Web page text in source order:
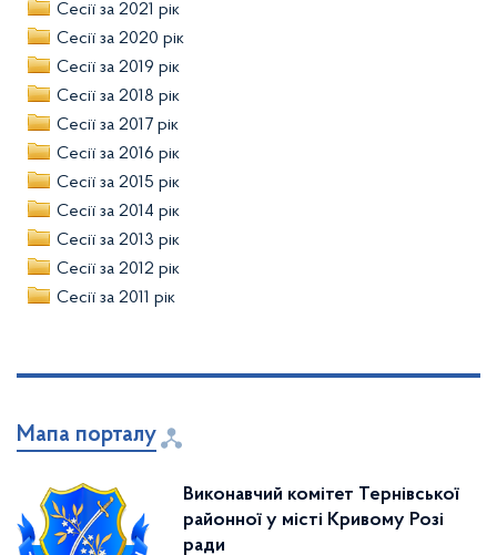
Сесії за 2021 рік
Сесії за 2020 рік
Сесії за 2019 рік
Сесії за 2018 рік
Сесії за 2017 рік
Сесії за 2016 рік
Сесії за 2015 рік
Сесії за 2014 рік
Сесії за 2013 рік
Сесії за 2012 рік
Сесії за 2011 рік
Мапа порталу
Виконавчий комітет Тернівської
районної у місті Кривому Розі
ради